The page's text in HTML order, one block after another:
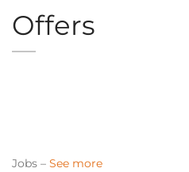
Offers
Jobs – See more